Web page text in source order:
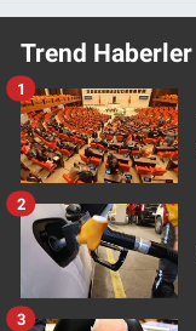
Trend Haberler
1
2
3